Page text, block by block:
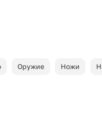
Оружие Ножи